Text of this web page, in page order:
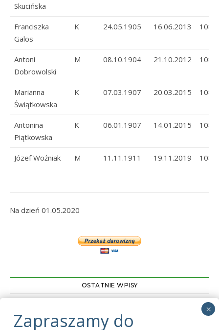
Skucińska
Franciszka
Galos
K 24.05.1905 16.06.2013 108
Antoni
Dobrowolski
M 08.10.1904 21.10.2012 108
Marianna
Świątkowska
K 07.03.1907 20.03.2015 108
Antonina
Piątkowska
K 06.01.1907 14.01.2015 108
Józef Woźniak M 11.11.1911 19.11.2019 108
Na dzień 01.05.2020
OSTATNIE WPISY
Zapraszamy do współpracy 01.03.2024